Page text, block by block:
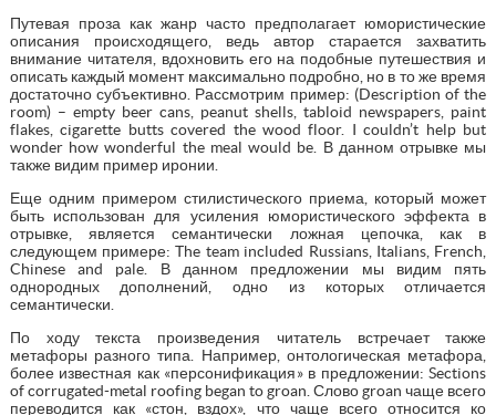
Путевая проза как жанр часто предполагает юмористические
описания происходящего, ведь автор старается захватить
внимание читателя, вдохновить его на подобные путешествия и
описать каждый момент максимально подробно, но в то же время
достаточно субъективно. Рассмотрим пример: (Description of the
room) – empty beer cans, peanut shells, tabloid newspapers, paint
flakes, cigarette butts covered the wood floor. I couldn’t help but
wonder how wonderful the meal would be. В данном отрывке мы
также видим пример иронии.
Еще одним примером стилистического приема, который может
быть использован для усиления юмористического эффекта в
отрывке, является семантически ложная цепочка, как в
следующем примере: The team included Russians, Italians, French,
Chinese and pale. В данном предложении мы видим пять
однородных дополнений, одно из которых отличается
семантически.
По ходу текста произведения читатель встречает также
метафоры разного типа. Например, онтологическая метафора,
более известная как «персонификация» в предложении: Sections
of corrugated-metal roofing began to groan. Слово groan чаще всего
переводится как «стон, вздох», что чаще всего относится ко